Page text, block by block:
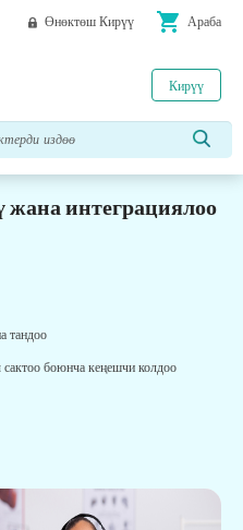
Өнөктөш Кирүү shopping_cart Араба
Кирүү
жана интеграциялоо
тандоо
боюнча кеңешчи колдоо